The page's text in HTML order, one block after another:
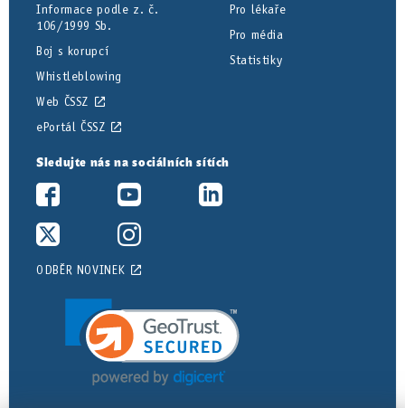
Informace podle z. č.
106/1999 Sb.
Boj s korupcí
Whistleblowing
Web ČSSZ
ePortál ČSSZ
Pro lékaře
Pro média
Statistiky
Sledujte nás na sociálních sítích
ODBĚR NOVINEK